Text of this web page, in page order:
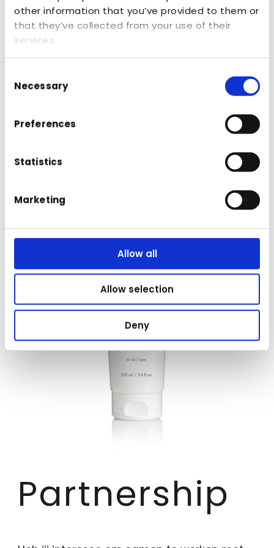
other information that you’ve provided to them or
that they’ve collected from your use of their
services.
Selection
Necessary
Preferences
Statistics
Marketing
Allow all
Allow selection
Deny
Brands
A&P Nature Brands importeert diverse
merken, waaronder Éminence Organics,
Partnership